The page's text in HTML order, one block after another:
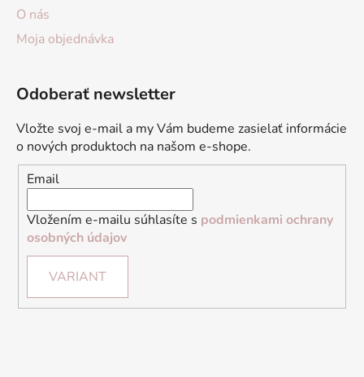
O nás
Moja objednávka
Odoberať newsletter
Vložte svoj e-mail a my Vám budeme zasielať informácie
o nových produktoch na našom e-shope.
Email
Vložením e-mailu súhlasíte s podmienkami ochrany
osobných údajov
VARIANT